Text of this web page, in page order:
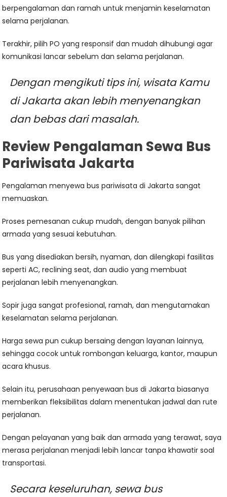
berpengalaman dan ramah untuk menjamin keselamatan
selama perjalanan.
Terakhir, pilih PO yang responsif dan mudah dihubungi agar
komunikasi lancar sebelum dan selama perjalanan.
Dengan mengikuti tips ini, wisata Kamu
di Jakarta akan lebih menyenangkan
dan bebas dari masalah.
Review Pengalaman Sewa Bus
Pariwisata Jakarta
Pengalaman menyewa bus pariwisata di Jakarta sangat
memuaskan.
Proses pemesanan cukup mudah, dengan banyak pilihan
armada yang sesuai kebutuhan.
Bus yang disediakan bersih, nyaman, dan dilengkapi fasilitas
seperti AC, reclining seat, dan audio yang membuat
perjalanan lebih menyenangkan.
Sopir juga sangat profesional, ramah, dan mengutamakan
keselamatan selama perjalanan.
Harga sewa pun cukup bersaing dengan layanan lainnya,
sehingga cocok untuk rombongan keluarga, kantor, maupun
acara khusus.
Selain itu, perusahaan penyewaan bus di Jakarta biasanya
memberikan fleksibilitas dalam menentukan jadwal dan rute
perjalanan.
Dengan pelayanan yang baik dan armada yang terawat, saya
merasa perjalanan menjadi lebih lancar tanpa khawatir soal
transportasi.
Secara keseluruhan, sewa bus